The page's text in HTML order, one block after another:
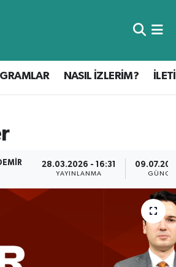
NASIL İZLERİM?
28.03.2026 - 16:31
YAYINLANMA